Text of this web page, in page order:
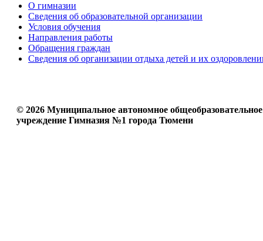
О гимназии
Сведения об образовательной организации
Условия обучения
Направления работы
Обращения граждан
Сведения об организации отдыха детей и их
© 2026 Муниципальное автономное общеобразовательное
учреждение Гимназия №1 города Тюмени